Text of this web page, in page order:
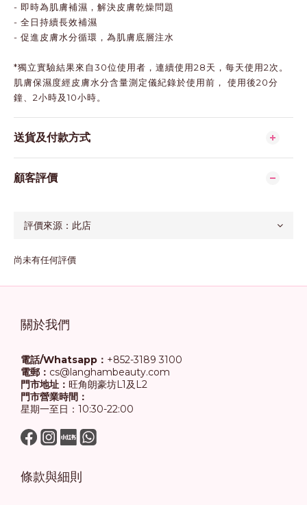
- 即時為肌膚補濕，解決皮膚乾燥問題
- 全日持續長效補濕
- 促進皮膚水分循環，為肌膚底層注水
*獨立實驗結果來自30位使用者，連續使用28天，每天使用2次。
肌膚保濕度經皮膚水分含量測定儀紀錄於使用前， 使用後20分
鐘、2小時及10小時。
送貨及付款方式
顧客評價
尚未有任何評價
關於我們
電話/Whatsapp： +852-3189 3100
電郵： cs@langhambeauty.com
門市地址： 旺角朗豪坊L1及L2
門市營業時間：
星期一至日：10:30-22:00
條款與細則